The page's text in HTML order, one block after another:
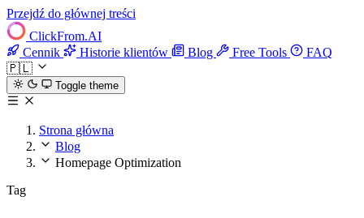
Przejdź do głównej treści
ClickFrom.AI
Cennik
Historie klientów Blog Free Tools
FAQ
🇵🇱
Toggle theme
Strona główna
Blog
Homepage Optimization
Tag